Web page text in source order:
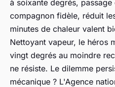
à soixante degrés,
compagnon fidèle, réduit
minutes de chaleur valent
Nettoyant vapeur, le héros
vingt degrés au moindre
ne résiste. Le dilemme
mécanique ? L'Agence